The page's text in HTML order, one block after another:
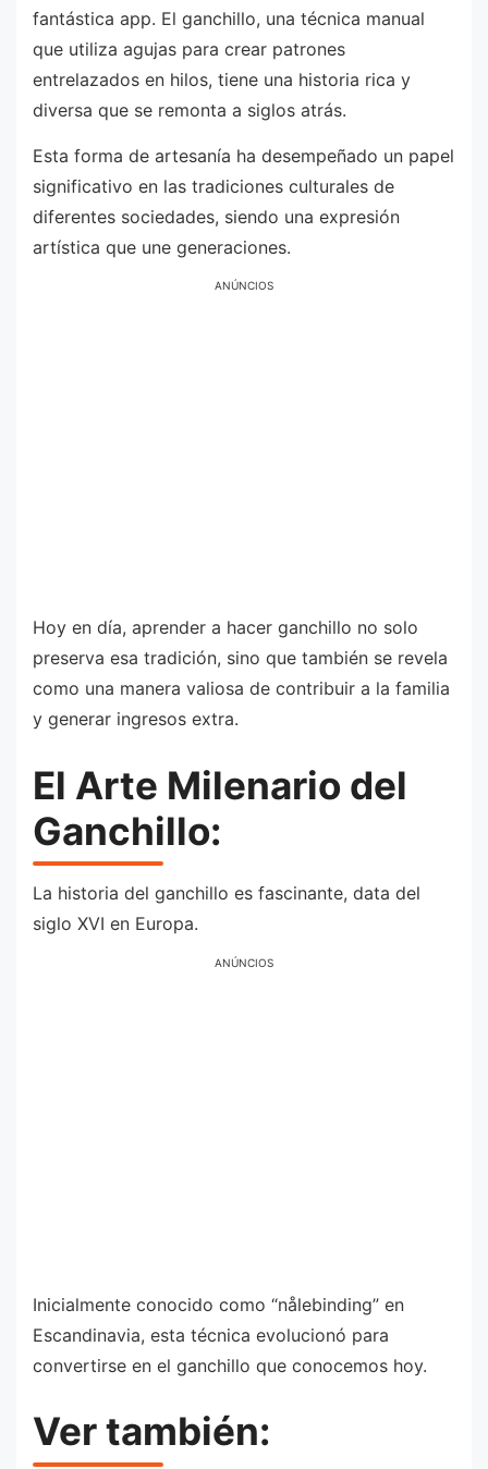
fantástica app. El ganchillo, una técnica manual
que utiliza agujas para crear patrones
entrelazados en hilos, tiene una historia rica y
diversa que se remonta a siglos atrás.
Esta forma de artesanía ha desempeñado un papel
significativo en las tradiciones culturales de
diferentes sociedades, siendo una expresión
artística que une generaciones.
ANÚNCIOS
Hoy en día, aprender a hacer ganchillo no solo
preserva esa tradición, sino que también se revela
como una manera valiosa de contribuir a la familia
y generar ingresos extra.
El Arte Milenario del
Ganchillo:
La historia del ganchillo es fascinante, data del
siglo XVI en Europa.
ANÚNCIOS
Inicialmente conocido como “nålebinding” en
Escandinavia, esta técnica evolucionó para
convertirse en el ganchillo que conocemos hoy.
Ver también: